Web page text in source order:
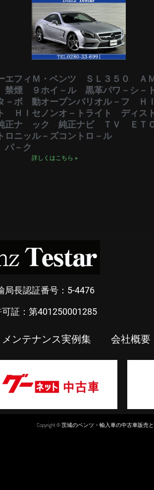
エフィ
禁煙
－ボ
ＨＩ
正ナ
ニッ
－ク
Ｍ・ベンツ ＳＬ３５０ Ａ
９ホイ－ル 黒革パワ－シ
動オープンバリオル－フ Ｈ
セノンオ－トライト ディス
ック 純正ナビ ＴＶ ＥＴ
ル－ズコントロ－ル
詳しくはこちら »
局長認証番号：5-4476
証：第401250001285
メンテナンス実例集 会社概要
Copyright © 茨城のベンツ・輸入車の中古車販